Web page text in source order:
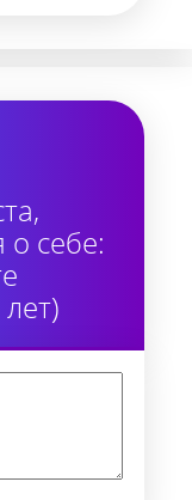
о себе: